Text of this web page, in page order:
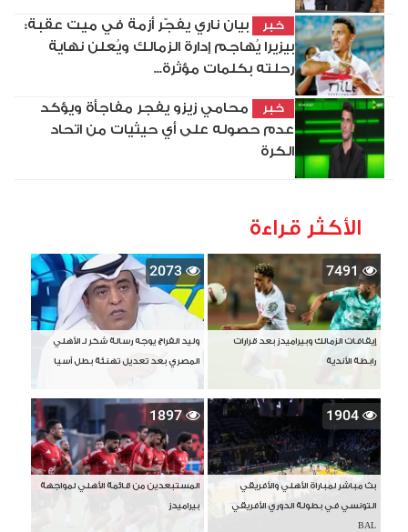
خبر
بيان ناري يفجّر أزمة في ميت عقبة:
بيزيرا يُهاجم إدارة الزمالك ويُعلن نهاية
رحلته بكلمات مؤثرة...
خبر
محامي زيزو يفجر مفاجأة ويؤكد
عدم حصوله على أي حيثيات من اتحاد
الكرة
الأكثر قراءة
7491
إيقافات الزمالك وبيراميدز بعد قرارات
رابطة الأندية
2073
وليد الفراج يوجه رسالة شكر لـ الأهلي
المصري بعد تعديل تهنئة بطل آسيا
1904
بث مباشر لمباراة الأهلي والأفريقي
التونسي في بطولة الدوري الأفريقي
BAL
1897
المستبعدين من قائمة الأهلي لمواجهة
بيراميدز